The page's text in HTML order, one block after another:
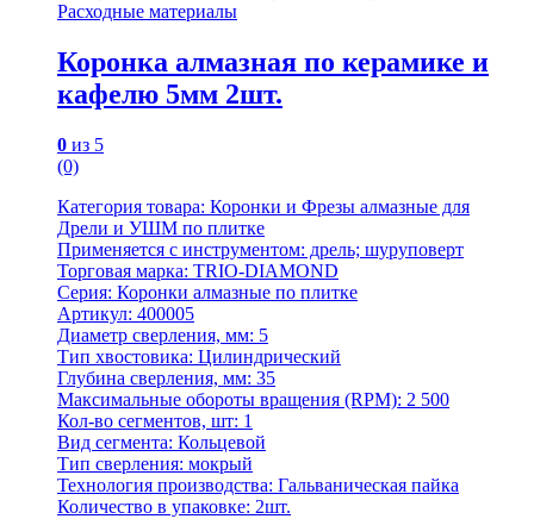
Расходные материалы
Коронка алмазная по керамике и
кафелю 5мм 2шт.
0 из 5
(0)
Категория товара: Коронки и Фрезы алмазные для
Дрели и УШМ по плитке
Применяется с инструментом: дрель; шуруповерт
Торговая марка: TRIO-DIAMOND
Серия: Коронки алмазные по плитке
Артикул: 400005
Диаметр сверления, мм: 5
Тип хвостовика: Цилиндрический
Глубина сверления, мм: 35
Максимальные обороты вращения (RPM): 2 500
Кол-во сегментов, шт: 1
Вид сегмента: Кольцевой
Тип сверления: мокрый
Технология производства: Гальваническая пайка
Количество в упаковке: 2шт.